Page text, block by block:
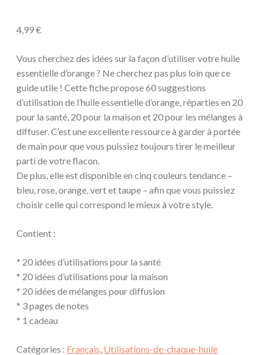
-
essentielle
d'orange
:
60
utilisations
4,99€
Vous cherchez des idées sur la façon d’utiliser votre huile
essentielle d’orange ? Ne cherchez pas plus loin que ce
guide utile ! Cette fiche propose 60 suggestions
d’utilisation de l’huile essentielle d’orange, réparties en 20
pour la santé, 20 pour la maison et 20 pour les mélanges à
diffuser. C’est une excellente ressource à garder à portée
de main pour que vous puissiez toujours tirer le meilleur
parti de votre flacon.
De plus, elle est disponible en cinq couleurs tendance –
bleu, rose, orange, vert et taupe – afin que vous puissiez
choisir celle qui correspond le mieux à votre style.
Contient :
* 20 idées d’utilisations pour la santé
* 20 idées d’utilisations pour la maison
* 20 idées de mélanges pour diffusion
* 3 pages de notes
* 1 cadeau
Catégories : Français Utilisations-de-chaque-huile